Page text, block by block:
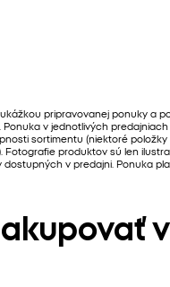
pripravovanej ponuky a
v jednotlivých
sortimentu (niektoré
Fotografie produktov sú len
v predajni. Ponuka
v